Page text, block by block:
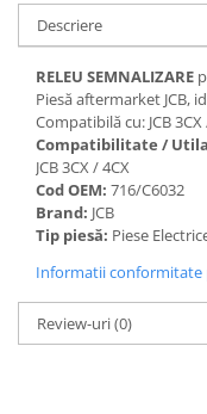
Descriere
RELEU SEMNALIZARE
Piesă aftermarket JCB,
Compatibilă cu: JCB 3CX
Compatibilitate /
JCB 3CX / 4CX
Cod OEM: 716/C6032
Brand: JCB
Tip piesă: Piese
Informatii conformitate
Review-uri(0)